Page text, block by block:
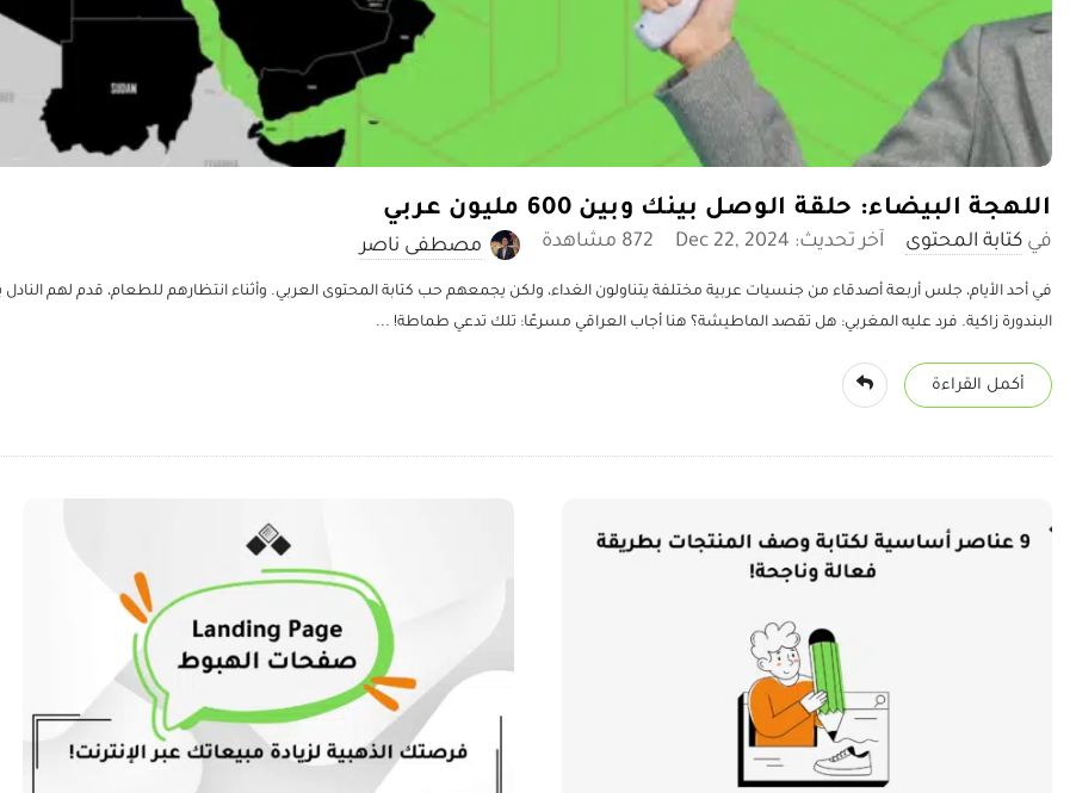
اللهجة البيضاء: حلقة الوصل بينك وبين 600 مليون عربي
كتابة المحتوى آخر تحديث: Dec 22, 2024 872 ‎مشاهدة مصطفى ناصر
في أحد الأيام، جلس أربعة أصدقاء من جنسيات عربية مختلفة يتناولون الغداء، ولكن يجمعهم حب كتابة المحتوى العربي. وأثناء انتظارهم للطعام، قدم لهم
البندورة زاكية. فرد عليه المغربي: هل تقصد الماطيشة؟ هنا أجاب العراقي مسرعًا: تلك تدعي طماطة! ...